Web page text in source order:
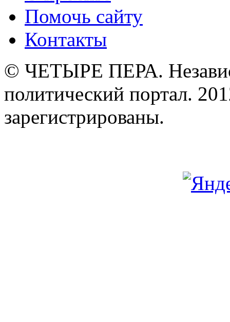
Помочь сайту
Контакты
© ЧЕТЫРЕ ПЕРА.
политический портал.
зарегистрированы.